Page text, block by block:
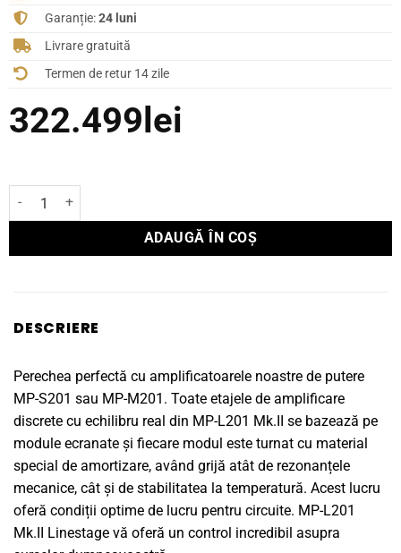
Garanție:24 luni
Livrare gratuită
Termen de retur 14 zile
322.499lei
Cantitate Preamplificator Vitus Audio MP-L201 MKII
ADAUGĂ ÎN COȘ
DESCRIERE
Perechea perfectă cu amplificatoarele noastre de putere
MP-S201 sau MP-M201. Toate etajele de amplificare
discrete cu echilibru real din MP-L201 Mk.II se bazează pe
module ecranate și fiecare modul este turnat cu material
special de amortizare, având grijă atât de rezonanțele
mecanice, cât și de stabilitatea la temperatură. Acest lucru
oferă condiții optime de lucru pentru circuite. MP-L201
Mk.II Linestage vă oferă un control incredibil asupra